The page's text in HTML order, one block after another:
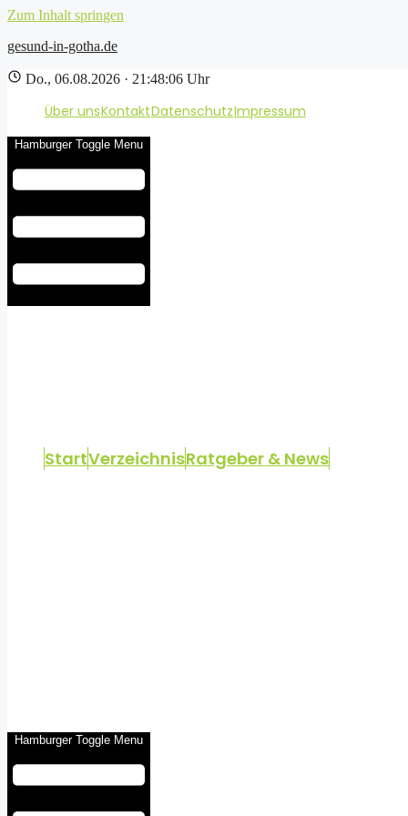
Zum Inhalt springen
gesund-in-gotha.de
Do., 06.08.2026 · 21:48:07 Uhr
Über unsKontaktDatenschutzImpressum
Hamburger Toggle Menu
StartVerzeichnisRatgeber & News
Hamburger Toggle Menu